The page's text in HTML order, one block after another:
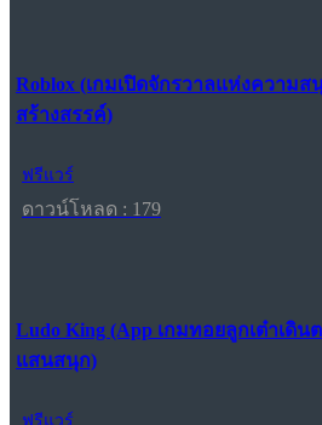
Roblox (เกมเปิดจักรวาลแห่งความ
สร้างสรรค์)
ฟรีแวร์
ดาวน์โหลด : 179
Ludo King (App เกมทอยลูกเต๋าเดิ
แสนสนุก)
ฟรีแวร์